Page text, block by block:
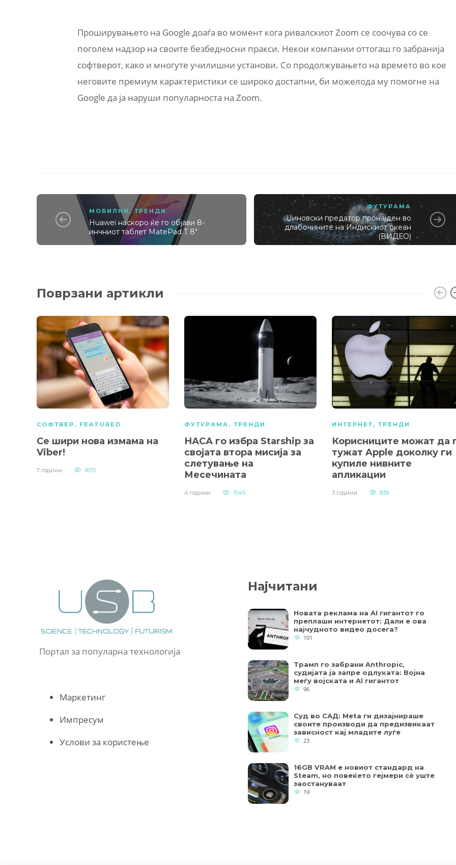
Проширувањето на Google доаѓа во момент кога ривалскиот Zoom се соочува со се
поголем надзор на своите безбедносни пракси. Некои компании оттогаш го забранија
софтверот, како и многуте училишни установи. Со продолжувањето на времето во кое
неговите премиум карактеристики се широко достапни, би можелода му помогне на
Google да ја наруши популарноста на Zoom.
МОБИЛНИ ,ТРЕНДИ
Huawei наскоро ќе го објави 8-
инчниот таблет MatePad T 8″
ФУТУРАМА
Џиновски предатор пронајден во
длабочините на Индискиот океан
(ВИДЕО)
Поврзани артикли
СОФТВЕР , FEATURED
Се шири нова измама на
Viber!
7 години 1670
ФУТУРАМА , ТРЕНДИ
НАСА го избра Starship за
својата втора мисија за
слетување на
Месечината
4 години 1545
ИНТЕРНЕТ, ТРЕНДИ
Корисниците можат да
тужат Apple доколку ги
купиле нивните
апликации
3 години 839
Портал за популарна технологија
Маркетинг
Импресум
Услови за користење
Најчитани
Новата реклама на AI гигантот го
преплаши интернетот: Дали е ова
најчудното видео досега?
101
Трамп го забрани Anthropic,
судијата ја запре одлуката: Војна
меѓу војската и AI гигантот
96
Суд во САД: Meta ги дизајнираше
своите производи да предизвикаат
зависност кај младите луѓе
23
16GB VRAM е новиот стандард на
Steam, но повеќето гејмери ​​сè уште
заостануваат
19